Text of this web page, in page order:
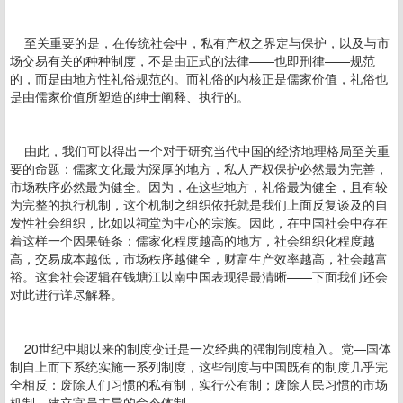
至关重要的是，在传统社会中，私有产权之界定与保护，以及与市
场交易有关的种种制度，不是由正式的法律——也即刑律——规范
的，而是由地方性礼俗规范的。而礼俗的内核正是儒家价值，礼俗也
是由儒家价值所塑造的绅士阐释、执行的。
由此，我们可以得出一个对于研究当代中国的经济地理格局至关重
要的命题：儒家文化最为深厚的地方，私人产权保护必然最为完善，
市场秩序必然最为健全。因为，在这些地方，礼俗最为健全，且有较
为完整的执行机制，这个机制之组织依托就是我们上面反复谈及的自
发性社会组织，比如以祠堂为中心的宗族。因此，在中国社会中存在
着这样一个因果链条：儒家化程度越高的地方，社会组织化程度越
高，交易成本越低，市场秩序越健全，财富生产效率越高，社会越富
裕。这套社会逻辑在钱塘江以南中国表现得最清晰——下面我们还会
对此进行详尽解释。
20世纪中期以来的制度变迁是一次经典的强制制度植入。党—国体
制自上而下系统实施一系列制度，这些制度与中国既有的制度几乎完
全相反：废除人们习惯的私有制，实行公有制；废除人民习惯的市场